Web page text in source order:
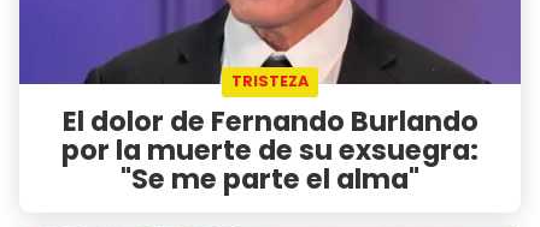
TRISTEZA
El dolor de Fernando Burlando
por la muerte de su exsuegra:
"Se me parte el alma"